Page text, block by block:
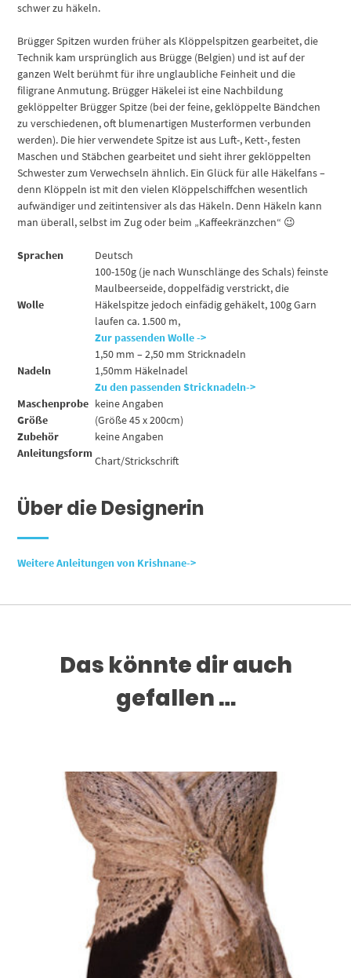
schwer zu häkeln.
Brügger Spitzen wurden früher als Klöppelspitzen gearbeitet, die
Technik kam ursprünglich aus Brügge (Belgien) und ist auf der
ganzen Welt berühmt für ihre unglaubliche Feinheit und die
filigrane Anmutung. Brügger Häkelei ist eine Nachbildung
geklöppelter Brügger Spitze (bei der feine, geklöppelte Bändchen
zu verschiedenen, oft blumenartigen Musterformen verbunden
werden). Die hier verwendete Spitze ist aus Luft-, Kett-, festen
Maschen und Stäbchen gearbeitet und sieht ihrer geklöppelten
Schwester zum Verwechseln ähnlich. Ein Glück für alle Häkelfans –
denn Klöppeln ist mit den vielen Klöppelschiffchen wesentlich
aufwändiger und zeitintensiver als das Häkeln. Denn Häkeln kann
man überall, selbst im Zug oder beim „Kaffeekränzchen“ 😉
Sprachen Deutsch
Wolle
100-150g (je nach Wunschlänge des Schals) feinste
Maulbeerseide, doppelfädig verstrickt, die
Häkelspitze jedoch einfädig gehäkelt, 100g Garn
laufen ca. 1.500 m,
Zur passenden Wolle ->
Nadeln
1,50 mm – 2,50 mm Stricknadeln
1,50mm Häkelnadel
Zu den passenden Stricknadeln->
Maschenprobe keine Angaben
Größe
(Größe 45 x 200cm)
Zubehör
keine Angaben
Anleitungsform
Chart/Strickschrift
Über die Designerin
Weitere Anleitungen von Krishnane->
Das könnte dir auch
gefallen …
Dieses Produkt weist mehrere Varianten auf. Die Optionen können auf der Produktseite gewählt werden